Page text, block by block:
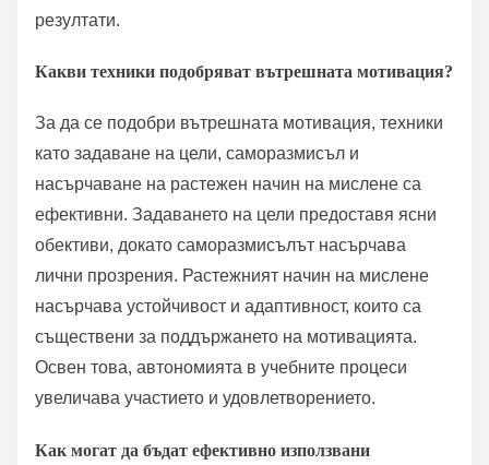
резултати.
Какви техники подобряват вътрешната мотивация?
За да се подобри вътрешната мотивация, техники
като задаване на цели, саморазмисъл и
насърчаване на растежен начин на мислене са
ефективни. Задаването на цели предоставя ясни
обективи, докато саморазмисълът насърчава
лични прозрения. Растежният начин на мислене
насърчава устойчивост и адаптивност, които са
съществени за поддържането на мотивацията.
Освен това, автономията в учебните процеси
увеличава участието и удовлетворението.
Как могат да бъдат ефективно използвани